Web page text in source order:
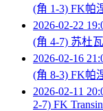
(角 1-3) FK帕
2026-02-22
(角 4-7) 苏杜瓦
2026-02-16
(角 8-3) FK帕
2026-02-11
2-7) FK